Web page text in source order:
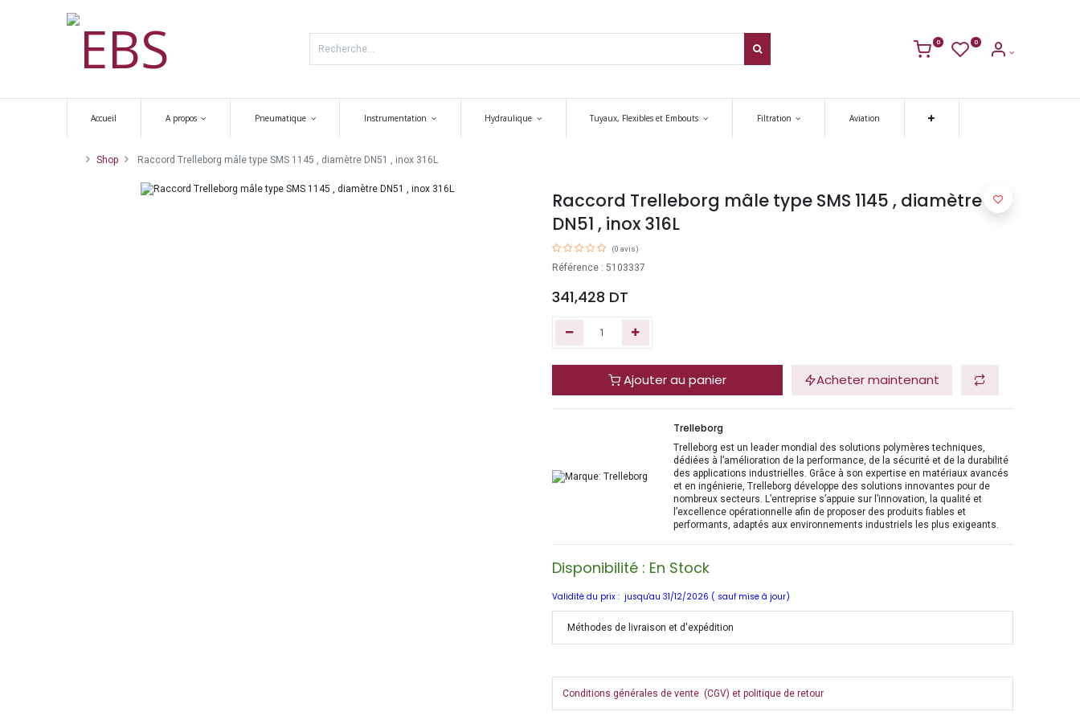
0 0
Accueil A propos Pneumatique Instrumentation Hydraulique Tuyaux, Flexibles et Embouts Filtration Aviation
Shop Raccord Trelleborg mâle type SMS 1145 , diamètre DN51 , inox 316L
Raccord Trelleborg mâle type SMS 1145 , diamètre
DN51 , inox 316L
(0 avis)
Référence : 5103337
341,428 DT
Ajouter au panier Acheter maintenant
Trelleborg
Trelleborg est un leader mondial des solutions polymères techniques,
dédiées à l’amélioration de la performance, de la sécurité et de la durabilité
des applications industrielles. Grâce à son expertise en matériaux avancés
et en ingénierie, Trelleborg développe des solutions innovantes pour de
nombreux secteurs. L’entreprise s’appuie sur l’innovation, la qualité et
l’excellence opérationnelle afin de proposer des produits fiables et
performants, adaptés aux environnements industriels les plus exigeants.
Disponibilité : En Stock
Validité du prix : jusqu'au 31/12/2026 ( sauf mise à jour)
Méthodes de livraison et d'expédition
Conditions générales de vente (CGV) et politique de retour